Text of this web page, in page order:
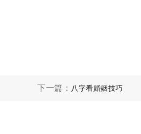
下一篇： 八字看婚姻技巧